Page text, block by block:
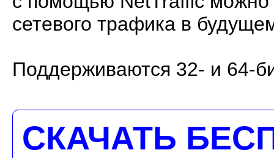
сетевого трафика в
Поддерживаются 32- и 64-
СКАЧАТЬ